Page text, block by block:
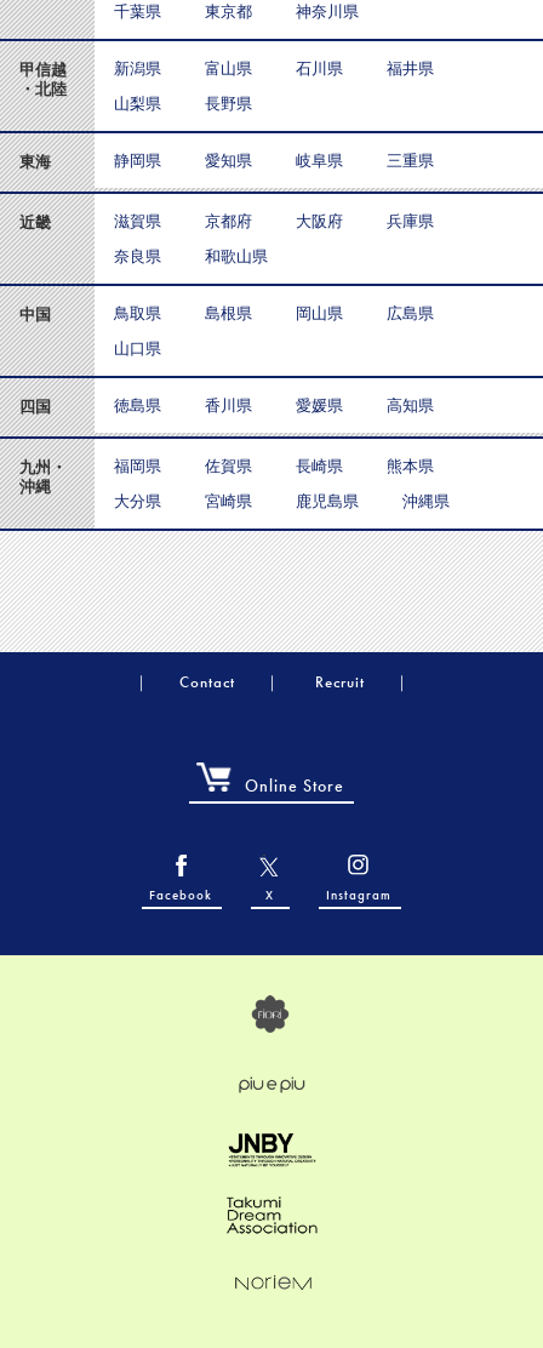
千葉県
東京都 神奈川県
甲信越
・北陸
新潟県 富山県 石川県
福井県
山梨県
長野県
東海 静岡県 愛知県 岐阜県 三重県
近畿 滋賀県 京都府 大阪府
兵庫県
奈良県
和歌山県
中国 鳥取県 島根県 岡山県
広島県
山口県
四国 徳島県 香川県 愛媛県 高知県
九州・
沖縄
福岡県 佐賀県 長崎県
熊本県
大分県
宮崎県 鹿児島県 沖縄県
Contact Recruit
Online Store
Facebook X Instagram